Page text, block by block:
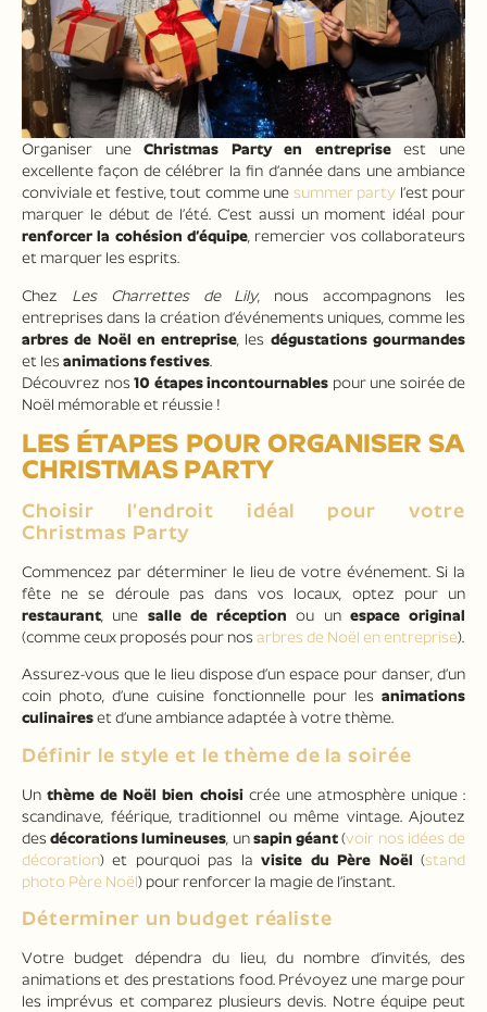
Organiser uneChristmas Party en entrepriseest une
excellente façon de célébrer la fin d’année dans une ambiance
conviviale et festive, tout comme une summer party l’est pour
marquer le début de l’été. C’est aussi un moment idéal pour
renforcer la cohésion d’équipe, remercier vos collaborateurs
et marquer les esprits.
Chez Les Charrettes de Lily, nous accompagnons les
entreprises dans la création d’événements uniques, comme les
arbres de Noël en entreprise, les dégustations gourmandes
et les animations festives
Découvrez nos 10 étapes incontournables pour une soirée de
Noël mémorable et réussie !
LES ÉTAPES POUR ORGANISER SA
CHRISTMAS PARTY
Choisir l’endroit idéal pour votre
Christmas Party
Commencez par déterminer le lieu de votre événement. Si la
fête ne se déroule pas dans vos locaux, optez pour un
restaurant, une salle de réception ou un espace original
(comme ceux proposés pour nos arbres de Noël en entreprise).
Assurez-vous que le lieu dispose d’un espace pour danser, d’un
coin photo, d’une cuisine fonctionnelle pour les animations
culinaireset d’une ambiance adaptée à votre thème.
Définir le style et le thème de la soirée
Unthème de Noël bien choisicrée une atmosphère unique :
scandinave, féérique, traditionnel ou même vintage. Ajoutez
desdécorations lumineuses, unsapin géant(voir nos idées de
décoration) et pourquoi pas lavisite du Père Noël (stand
photo Père Noël) pour renforcer la magie de l’instant.
Déterminer un budget réaliste
Votre budget dépendra du lieu, du nombre d’invités, des
animations et des prestations food. Prévoyez une marge pour
les imprévus et comparez plusieurs devis. Notre équipe peut